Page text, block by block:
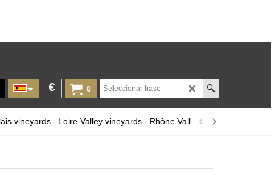
0
€
vineyards Loire Valley vineyards Rhône Valley Provence and